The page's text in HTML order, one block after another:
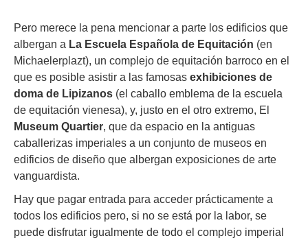
Pero merece la pena mencionar a parte los edificios que
albergan a La Escuela Española de Equitación (en
Michaelerplazt), un complejo de equitación barroco en el
que es posible asistir a las famosas exhibiciones de
doma de Lipizanos (el caballo emblema de la escuela
de equitación vienesa), y, justo en el otro extremo, El
Museum Quartier, que da espacio en la antiguas
caballerizas imperiales a un conjunto de museos en
edificios de diseño que albergan exposiciones de arte
vanguardista.
Hay que pagar entrada para acceder prácticamente a
todos los edificios pero, si no se está por la labor, se
puede disfrutar igualmente de todo el complejo imperial